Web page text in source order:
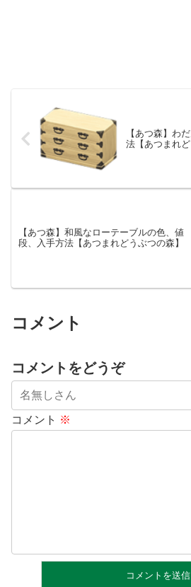
【あつ森】わ
法【あつまれど
【あつ森】和風なローテーブルの色、値
段、入手方法【あつまれどうぶつの森】
コメント
コメントをどうぞ
コメント ※